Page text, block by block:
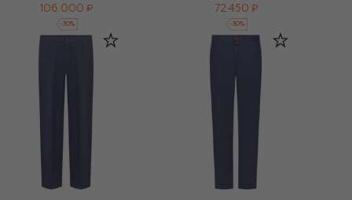
106 000 ₽
-30%
72 450 ₽
-30%